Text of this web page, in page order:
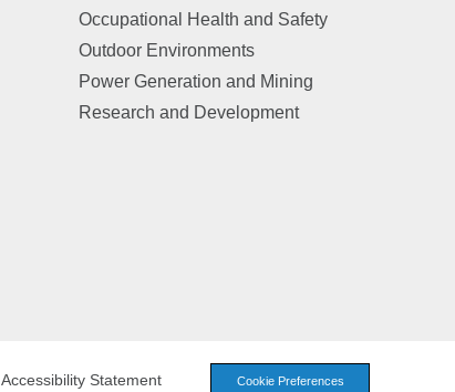
Occupational Health and Safety
Outdoor Environments
Power Generation and Mining
Research and Development
Accessibility Statement Cookie Preferences